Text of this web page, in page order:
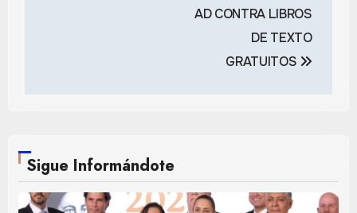
AD CONTRA LIBROS
DE TEXTO
GRATUITOS
Sigue Informándote